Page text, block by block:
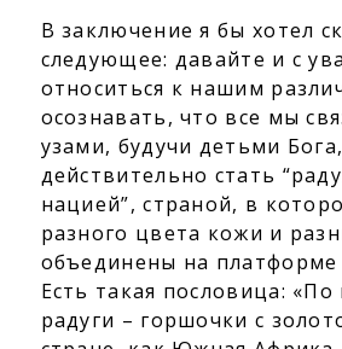
В заключение я бы хотел
следующее: давайте и с
относиться к нашим
осознавать, что все мы
узами, будучи детьми
действительно стать
нацией”, страной, в
разного цвета кожи и
объединены на платформе
Есть такая пословица: «По
радуги – горшочки с